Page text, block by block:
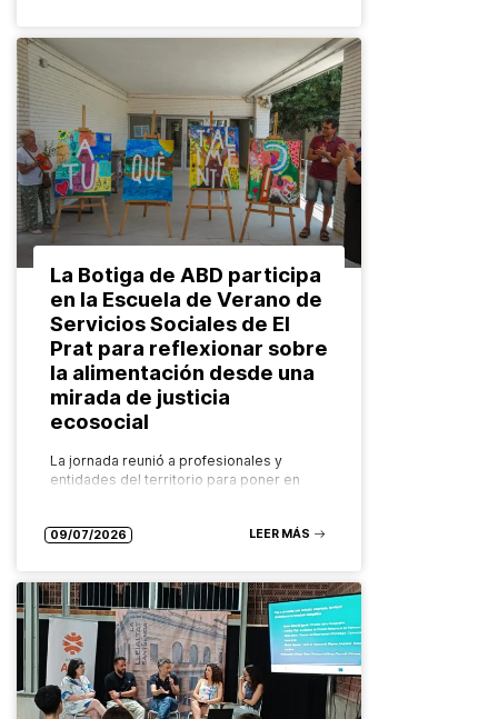
La Botiga de ABD participa
en la Escuela de Verano de
Servicios Sociales de El
Prat para reflexionar sobre
la alimentación desde una
mirada de justicia
ecosocial
La jornada reunió a profesionales y
entidades del territorio para poner en
saludable, sostenible y accesible para
09/07/2026 LEER MÁS